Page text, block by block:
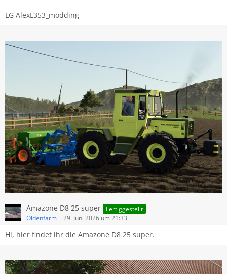
LG AlexL353_modding
Amazone D8 25 super
Fertiggestellt
Oldenfarm
29. Juni 2026 um 21:33
Hi, hier findet ihr die Amazone D8 25 super.